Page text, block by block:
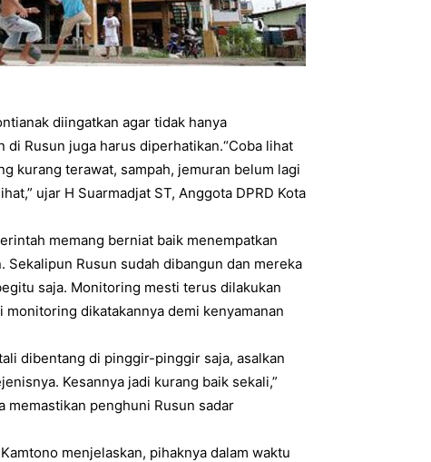
diingatkan agar tidak hanya
Rusun juga harus diperhatikan.“Coba lihat
kurang terawat, sampah, jemuran belum lagi
ujar H Suarmadjat ST, Anggota DPRD Kota
memang berniat baik menempatkan
Sekalipun Rusun sudah dibangun dan mereka
saja. Monitoring mesti terus dilakukan
dikatakannya demi kenyamanan
dibentang di pinggir-pinggir saja, asalkan
Kesannya jadi kurang baik sekali,”
memastikan penghuni Rusun sadar
menjelaskan, pihaknya dalam waktu